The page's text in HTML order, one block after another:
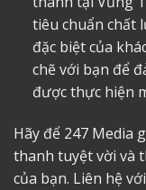
tiêu chuẩn chất
đặc biệt của
chẽ với bạn để
được thực hiện
Hãy để 247 Media
thanh tuyệt vời và
của bạn. Liên hệ